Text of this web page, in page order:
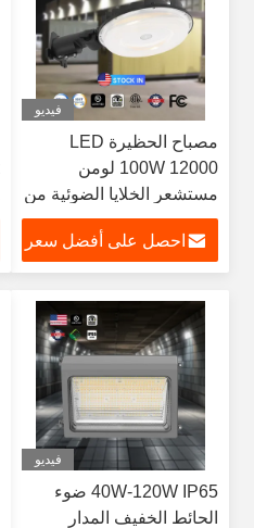
فيديو
مصباح الحظيرة LED
100W 12000 لومن
مستشعر الخلايا الضوئية من
الغسق إلى الفجر IP65 UL
DLC cUL المعتمد
احصل على أفضل سعر
فيديو
40W-120W IP65 ضوء
الحائط الخفيف المدار